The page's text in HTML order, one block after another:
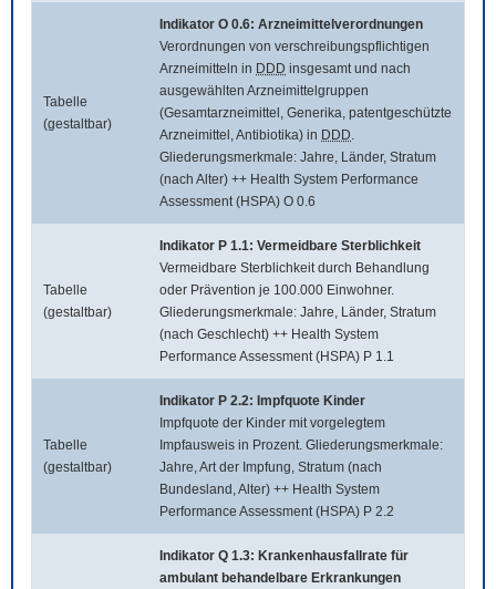
Tabelle
(gestaltbar)
Indikator O 0.6: Arzneimittelverordnungen
Verordnungen von verschreibungspflichtigen
Arzneimitteln in DDD insgesamt und nach
ausgewählten Arzneimittelgruppen
(Gesamtarzneimittel, Generika, patentgeschützte
Arzneimittel, Antibiotika) in DDD.
Gliederungsmerkmale: Jahre, Länder, Stratum
(nach Alter) ++ Health System Performance
Assessment (HSPA) O 0.6
Tabelle
(gestaltbar)
Indikator P 1.1: Vermeidbare Sterblichkeit
Vermeidbare Sterblichkeit durch Behandlung
oder Prävention je 100.000 Einwohner.
Gliederungsmerkmale: Jahre, Länder, Stratum
(nach Geschlecht) ++ Health System
Performance Assessment (HSPA) P 1.1
Tabelle
(gestaltbar)
Indikator P 2.2: Impfquote Kinder
Impfquote der Kinder mit vorgelegtem
Impfausweis in Prozent. Gliederungsmerkmale:
Jahre, Art der Impfung, Stratum (nach
Bundesland, Alter) ++ Health System
Performance Assessment (HSPA) P 2.2
Indikator Q 1.3: Krankenhausfallrate für
ambulant behandelbare Erkrankungen